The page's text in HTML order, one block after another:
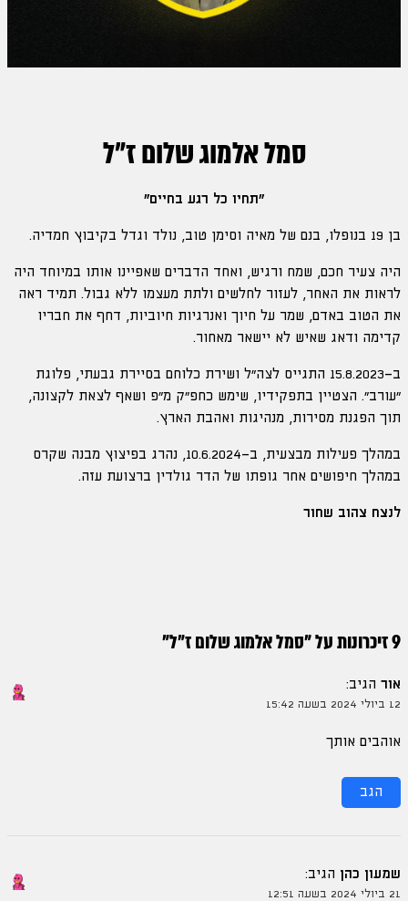
סמל אלמוג שלום ז״ל
"תחיו כל רגע בחיים"
בן 19 בנופלו, בנם של מאיה וסימן טוב, נולד וגדל בקיבוץ חמדיה.
היה צעיר חכם, שמח ורגיש, ואחד הדברים שאפיינו אותו במיוחד היה
לראות את האחר, לעזור לחלשים ולתת מעצמו ללא גבול. תמיד ראה
את הטוב באדם, שמר על חיוך ואנרגיות חיוביות, דחף את חבריו
קדימה ודאג שאיש לא יישאר מאחור.
ב־15.8.2023 התגייס לצה״ל ושירת כלוחם בסיירת גבעתי, פלוגת
“עורב”. הצטיין בתפקידיו, שימש כחפ״ק מ״פ ושאף לצאת לקצונה,
תוך הפגנת מסירות, מנהיגות ואהבת הארץ.
במהלך פעילות מבצעית, ב־10.6.2024, נהרג בפיצוץ מבנה שקרס
במהלך חיפושים אחר גופתו של הדר גולדין ברצועת עזה.
לנצח צהוב שחור
9 זיכרונות על " סמל אלמוג שלום ז״ל"
אור הגיב:
12 ביולי 2024 בשעה 15:42
אוהבים אותך
הגב
שמעון כהן הגיב:
21 ביולי 2024 בשעה 12:51